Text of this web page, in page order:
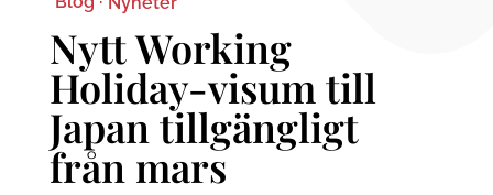
Nytt Working
Holiday-visum till
Japan tillgängligt
från mars